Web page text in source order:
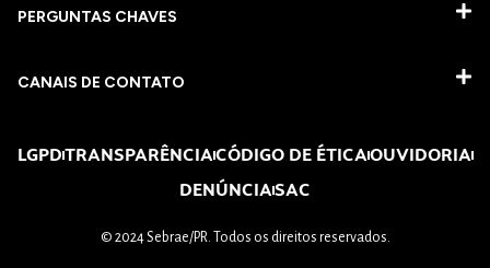
PERGUNTAS CHAVES​
CANAIS DE CONTATO
LGPDTRANSPARÊNCIACÓDIGO DE ÉTICAOUVIDORIA
DENÚNCIASAC
© 2024 Sebrae/PR. Todos os direitos reservados.